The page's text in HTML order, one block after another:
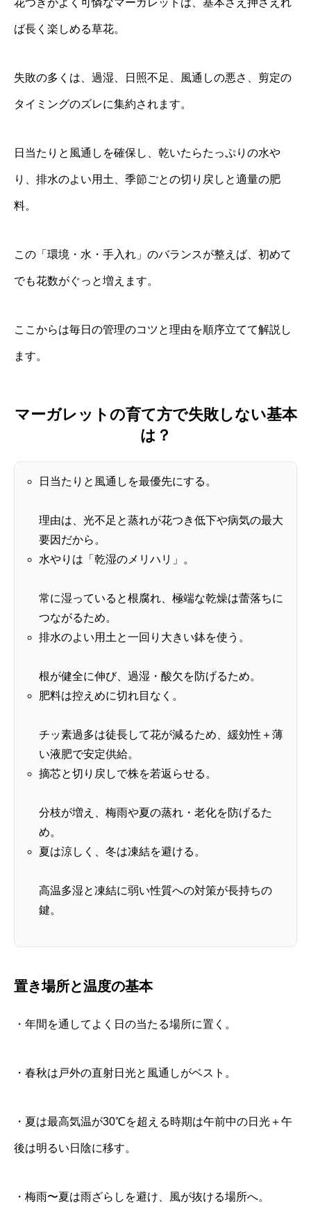
ば長く楽しめる草花。
失敗の多くは、過湿、日照不足、風通しの悪さ、剪定の
タイミングのズレに集約されます。
日当たりと風通しを確保し、乾いたらたっぷりの水や
り、排水のよい用土、季節ごとの切り戻しと適量の肥
料。
この「環境・水・手入れ」のバランスが整えば、初めて
でも花数がぐっと増えます。
ここからは毎日の管理のコツと理由を順序立てて解説し
ます。
マーガレットの育て方で失敗しない基本
は？
日当たりと風通しを最優先にする。
理由は、光不足と蒸れが花つき低下や病気の最大
要因だから。
水やりは「乾湿のメリハリ」。
常に湿っていると根腐れ、極端な乾燥は蕾落ちに
つながるため。
排水のよい用土と一回り大きい鉢を使う。
根が健全に伸び、過湿・酸欠を防げるため。
肥料は控えめに切れ目なく。
チッ素過多は徒長して花が減るため、緩効性＋薄
い液肥で安定供給。
摘芯と切り戻しで株を若返らせる。
分枝が増え、梅雨や夏の蒸れ・老化を防げるた
め。
夏は涼しく、冬は凍結を避ける。
高温多湿と凍結に弱い性質への対策が長持ちの
鍵。
置き場所と温度の基本
・年間を通してよく日の当たる場所に置く。
・春秋は戸外の直射日光と風通しがベスト。
・夏は最高気温が30℃を超える時期は午前中の日光＋午
後は明るい日陰に移す。
・梅雨〜夏は雨ざらしを避け、風が抜ける場所へ。